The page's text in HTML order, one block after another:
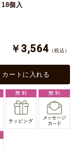
個入
￥3,564 （税込）
カートに入れる